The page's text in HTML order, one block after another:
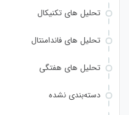
تحلیل های تکنیکال
تحلیل های فاندامنتال
تحلیل های هفتگی
دسته‌بندی نشده